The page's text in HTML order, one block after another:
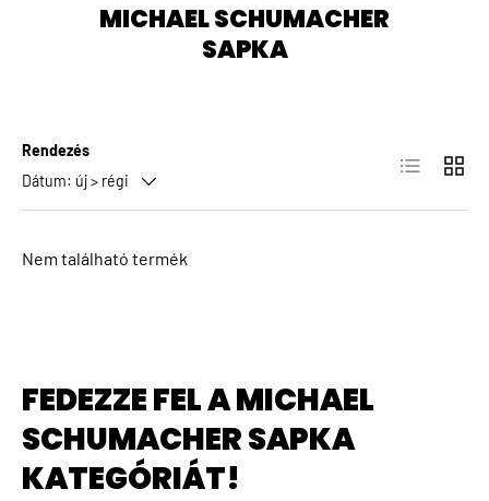
MICHAEL SCHUMACHER
SAPKA
Rendezés
Dátum: új > régi
Lista Rács
Nem található termék
FEDEZZE FEL A MICHAEL
SCHUMACHER SAPKA
KATEGÓRIÁT!